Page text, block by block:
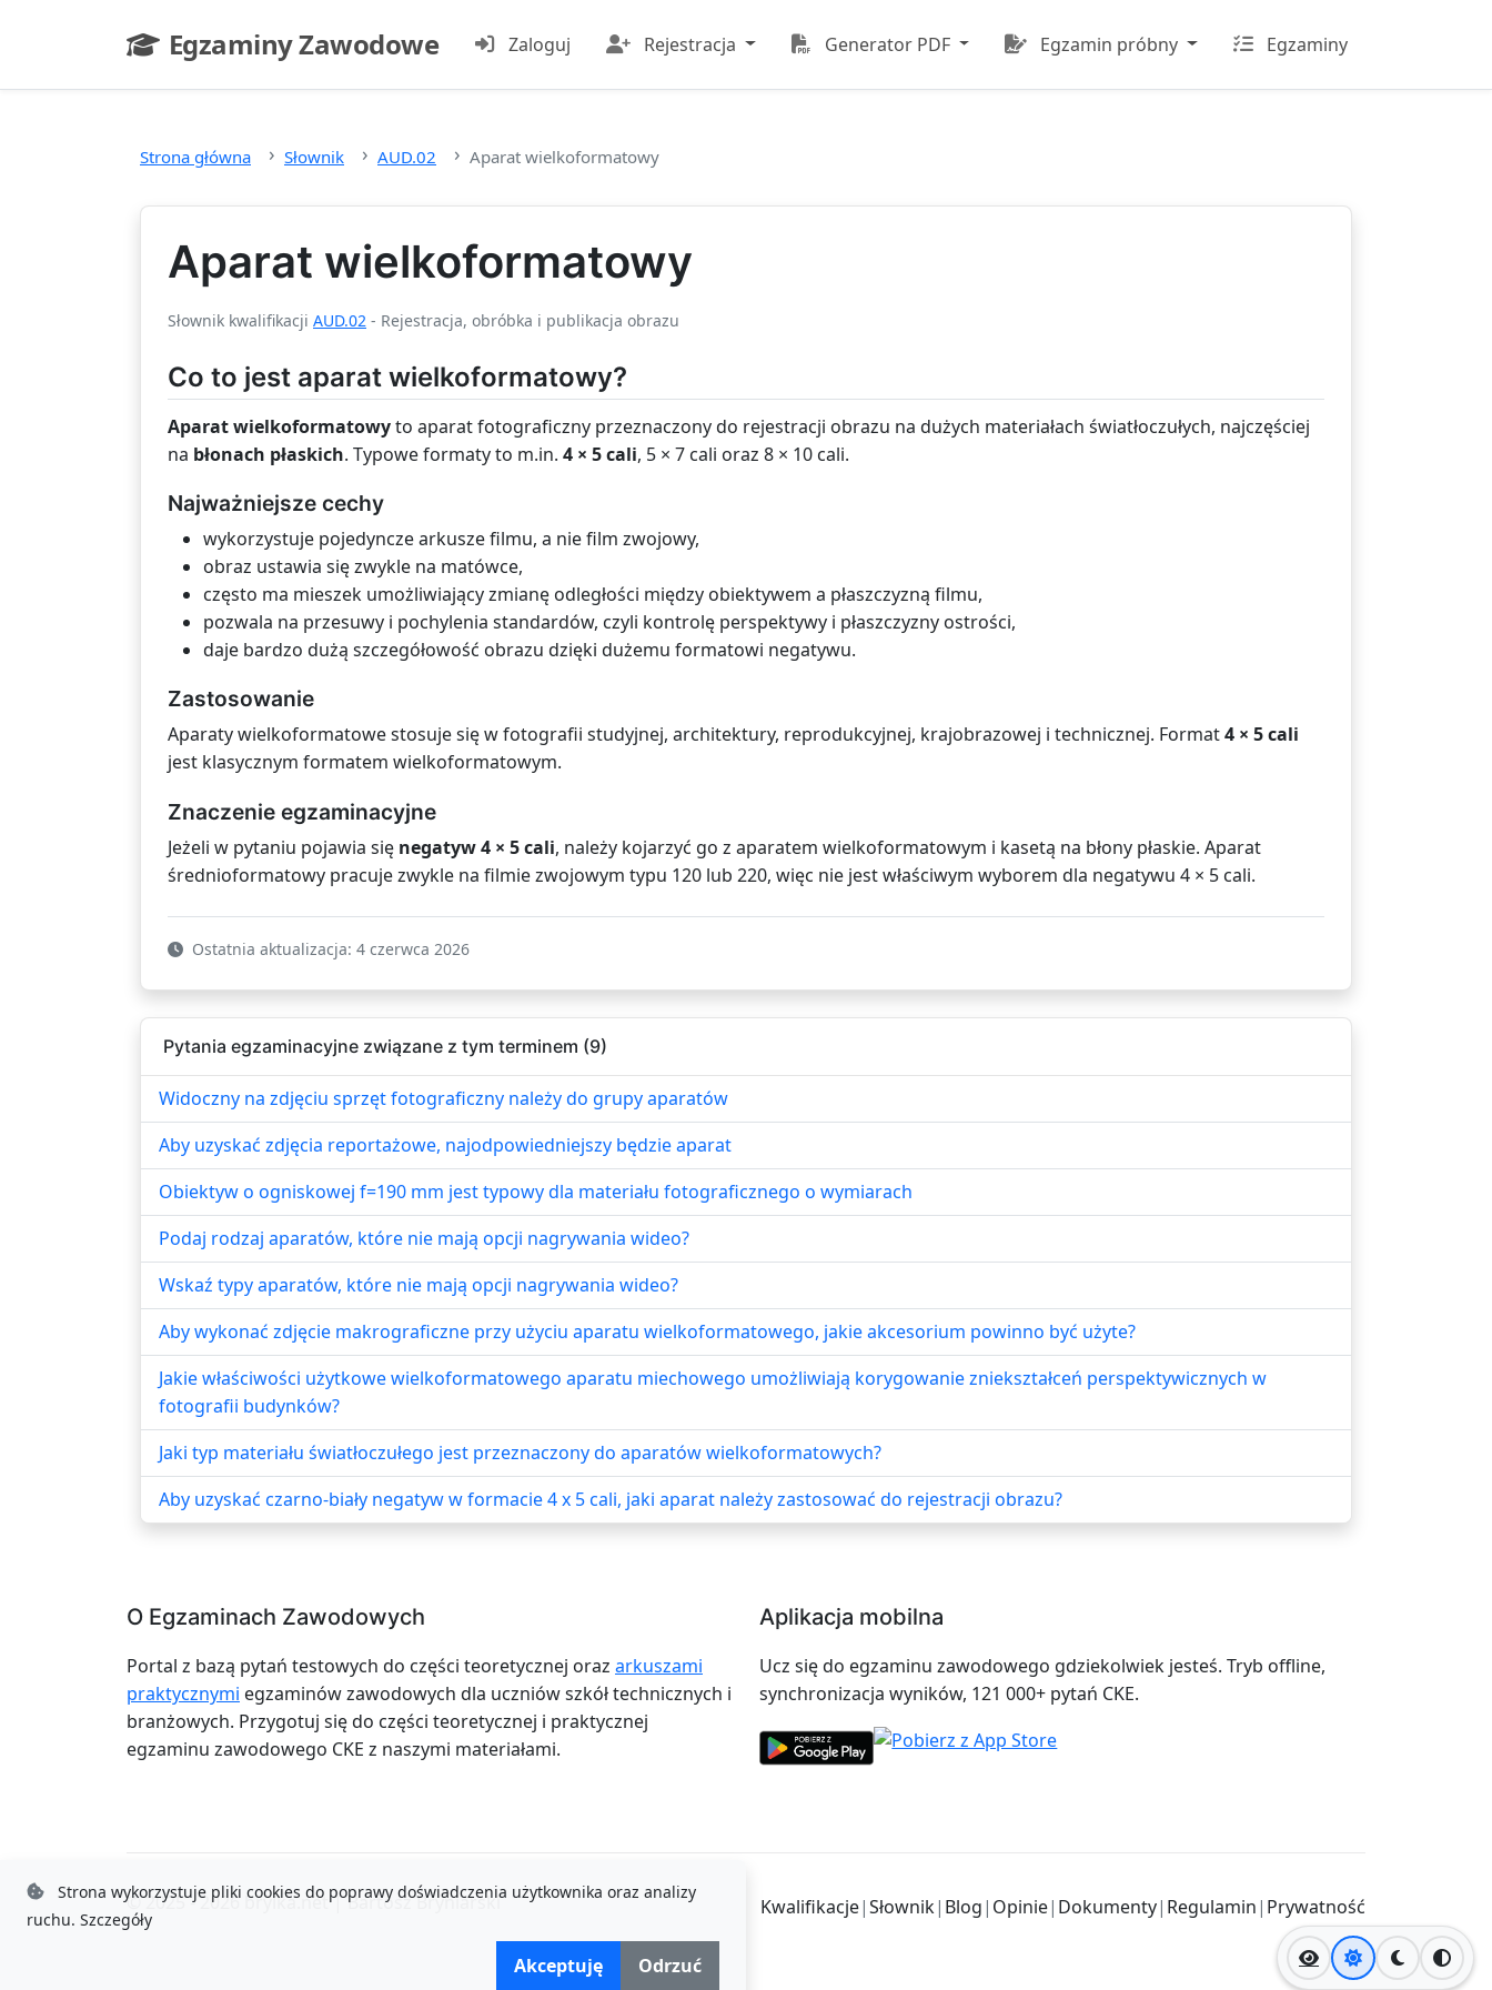
Jasny motyw
Ciemny
Egzaminy Zawodowe
- strona główna
Zaloguj Rejestracja Generator PDF Egzamin próbny Egzaminy
Strona główna Słownik AUD.02 Aparat wielkoformatowy
Aparat wielkoformatowy
Słownik kwalifikacji AUD.02 - Rejestracja, obróbka i publikacja obrazu
Co to jest aparat wielkoformatowy?
Aparat wielkoformatowyto aparat fotograficzny przeznaczony do rejestracji obrazu na dużych materiałach światłoczułych, najczęściej
na błonach płaskich. Typowe formaty to m.in. 4 × 5 cali, 5 × 7 cali oraz 8 × 10 cali.
Najważniejsze cechy
wykorzystuje pojedyncze arkusze filmu, a nie film zwojowy,
obraz ustawia się zwykle na matówce,
często ma mieszek umożliwiający zmianę odległości między obiektywem a płaszczyzną filmu,
pozwala na przesuwy i pochylenia standardów, czyli kontrolę perspektywy i płaszczyzny ostrości,
daje bardzo dużą szczegółowość obrazu dzięki dużemu formatowi negatywu.
Zastosowanie
Aparaty wielkoformatowe stosuje się w fotografii studyjnej, architektury, reprodukcyjnej, krajobrazowej i technicznej. Format4 × 5 cali
jest klasycznym formatem wielkoformatowym.
Znaczenie egzaminacyjne
Jeżeli w pytaniu pojawia się negatyw 4 × 5 cali, należy kojarzyć go z aparatem wielkoformatowym i kasetą na błony płaskie. Aparat
średnioformatowy pracuje zwykle na filmie zwojowym typu 120 lub 220, więc nie jest właściwym wyborem dla negatywu 4 × 5 cali.
Ostatnia aktualizacja: 4 czerwca 2026
Pytania egzaminacyjne związane z tym terminem (9)
Widoczny na zdjęciu sprzęt fotograficzny należy do grupy aparatów
Aby uzyskać zdjęcia reportażowe, najodpowiedniejszy będzie aparat
Obiektyw o ogniskowej f=190 mm jest typowy dla materiału fotograficznego o wymiarach
Podaj rodzaj aparatów, które nie mają opcji nagrywania wideo?
Wskaź typy aparatów, które nie mają opcji nagrywania wideo?
Aby wykonać zdjęcie makrograficzne przy użyciu aparatu wielkoformatowego, jakie akcesorium powinno być użyte?
Jakie właściwości użytkowe wielkoformatowego aparatu miechowego umożliwiają korygowanie zniekształceń perspektywicznych w
fotografii budynków?
Jaki typ materiału światłoczułego jest przeznaczony do aparatów wielkoformatowych?
Aby uzyskać czarno-biały negatyw w formacie 4 x 5 cali, jaki aparat należy zastosować do rejestracji obrazu?
O Egzaminach Zawodowych
Portal z bazą pytań testowych do części teoretycznej oraz arkuszami
praktycznymi egzaminów zawodowych dla uczniów szkół technicznych i
branżowych. Przygotuj się do części teoretycznej i praktycznej
egzaminu zawodowego CKE z naszymi materiałami.
Aplikacja mobilna
Ucz się do egzaminu zawodowego gdziekolwiek jesteś. Tryb offline,
synchronizacja wyników, 121 000+ pytań CKE.
© 2025 - 2026 brylka.net |Bartosz Bryniarski Kwalifikacje|Słownik| Blog| Opinie| Dokumenty| Regulamin| Prywatność
Strona wykorzystuje pliki cookies do poprawy doświadczenia użytkownika oraz analizy
ruchu. Szczegóły
Akceptuję Odrzuć